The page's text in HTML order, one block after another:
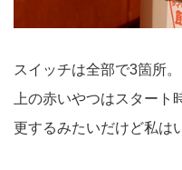
スイッチは全部で3箇所。
上の赤いやつはスター
更するみたいだけど私は